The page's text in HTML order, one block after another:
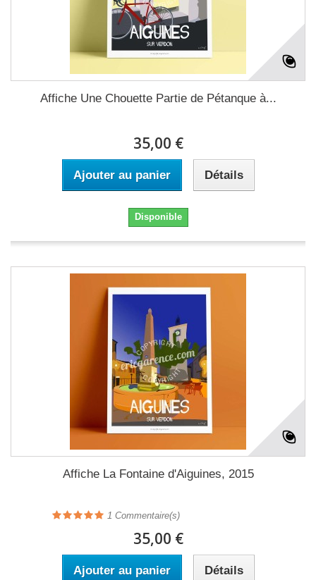
Affiche Une Chouette Partie de Pétanque à...
35,00 €
Ajouter au panier Détails
Disponible
Affiche La Fontaine d'Aiguines, 2015
1 Commentaire(s)
35,00 €
Ajouter au panier Détails